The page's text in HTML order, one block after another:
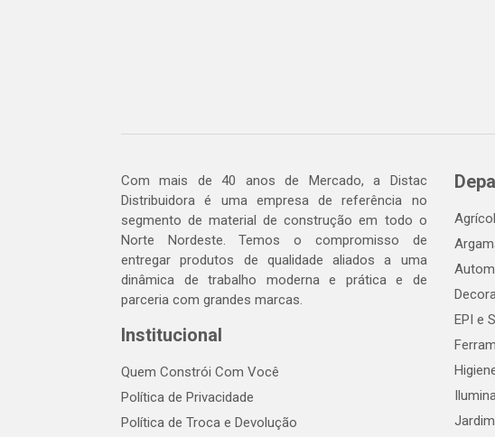
Com mais de 40 anos de Mercado, a Distac
Distribuidora é uma empresa de referência no
segmento de material de construção em todo o
Norte Nordeste. Temos o compromisso de
entregar produtos de qualidade aliados a uma
dinâmica de trabalho moderna e prática e de
parceria com grandes marcas.
Institucional
Quem Constrói Com Você
Política de Privacidade
Política de Troca e Devolução
EPI e